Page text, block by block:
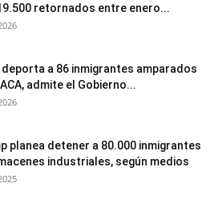
retornados entre enero...
deporta a 86 inmigrantes amparados
admite el Gobierno...
planea detener a 80.000 inmigrantes
industriales, según medios